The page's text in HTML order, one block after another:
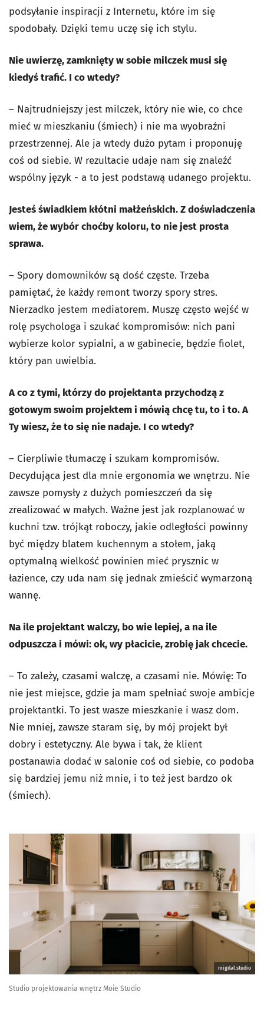
podsyłanie inspiracji z Internetu, które im się
spodobały. Dzięki temu uczę się ich stylu.
Nie uwierzę, zamknięty w sobie milczek musi się
kiedyś trafić. I co wtedy?
– Najtrudniejszy jest milczek, który nie wie, co chce
mieć w mieszkaniu (śmiech) i nie ma wyobraźni
przestrzennej. Ale ja wtedy dużo pytam i proponuję
coś od siebie. W rezultacie udaje nam się znaleźć
wspólny język - a to jest podstawą udanego projektu.
Jesteś świadkiem kłótni małżeńskich. Z doświadczenia
wiem, że wybór choćby koloru, to nie jest prosta
sprawa.
– Spory domowników są dość częste. Trzeba
pamiętać, że każdy remont tworzy spory stres.
Nierzadko jestem mediatorem. Muszę często wejść w
rolę psychologa i szukać kompromisów: nich pani
wybierze kolor sypialni, a w gabinecie, będzie fiolet,
który pan uwielbia.
A co z tymi, którzy do projektanta przychodzą z
gotowym swoim projektem i mówią chcę tu, to i to. A
Ty wiesz, że to się nie nadaje. I co wtedy?
– Cierpliwie tłumaczę i szukam kompromisów.
Decydująca jest dla mnie ergonomia we wnętrzu. Nie
zawsze pomysły z dużych pomieszczeń da się
zrealizować w małych. Ważne jest jak rozplanować w
kuchni tzw. trójkąt roboczy, jakie odległości powinny
być między blatem kuchennym a stołem, jaką
optymalną wielkość powinien mieć prysznic w
łazience, czy uda nam się jednak zmieścić wymarzoną
wannę.
Na ile projektant walczy, bo wie lepiej, a na ile
odpuszcza i mówi: ok, wy płacicie, zrobię jak chcecie.
– To zależy, czasami walczę, a czasami nie. Mówię: To
nie jest miejsce, gdzie ja mam spełniać swoje ambicje
projektantki. To jest wasze mieszkanie i wasz dom.
Nie mniej, zawsze staram się, by mój projekt był
dobry i estetyczny. Ale bywa i tak, że klient
postanawia dodać w salonie coś od siebie, co podoba
się bardziej jemu niż mnie, i to też jest bardzo ok
(śmiech).
migdal.studio
Studio projektowania wnętrz Moie Studio